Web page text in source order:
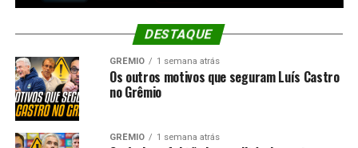
DESTAQUE
GRÊMIO 1 semana atrás
Os outros motivos que seguram Luís Castro
no Grêmio
GRÊMIO 1 semana atrás